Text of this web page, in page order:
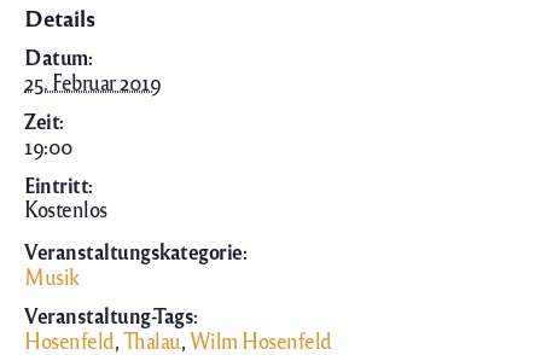
Details
Datum:
25. Februar 2019
Zeit:
19:00
Eintritt:
Kostenlos
Veranstaltungskategorie:
Musik
Veranstaltung-Tags:
Hosenfeld,Thalau,Wilm Hosenfeld